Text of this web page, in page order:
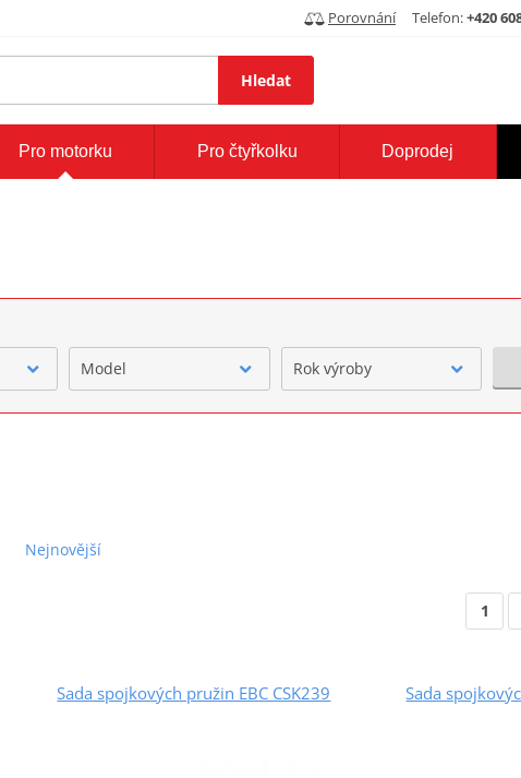
Porovnání Telefon:+420
Hledat
Pro motorku Pro čtyřkolku Doprodej
Model Rok výroby
Nejnovější
1
Sada spojkových pružin EBC CSK239 Sada